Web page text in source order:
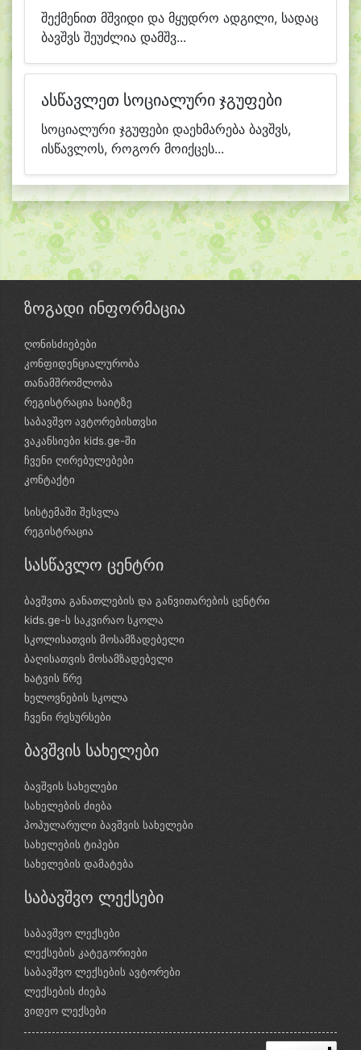
შექმენით მშვიდი და მყუდრო ადგილი, სადაც
ბავშვს შეუძლია დამშვ...
ასწავლეთ სოციალური ჯგუფები
სოციალური ჯგუფები დაეხმარება ბავშვს,
ისწავლოს, როგორ მოიქცეს...
ზოგადი ინფორმაცია
ღონისძიებები
კონფიდენციალურობა
თანამშრომლობა
რეგისტრაცია საიტზე
საბავშვო ავტორებისთვსი
ვაკანსიები kids.ge-ში
ჩვენი ღირებულებები
კონტაქტი
სისტემაში შესვლა
რეგისტრაცია
სასწავლო ცენტრი
ბავშვთა განათლების და განვითარების ცენტრი
kids.ge-ს საკვირაო სკოლა
სკოლისათვის მოსამზადებელი
ბაღისათვის მოსამზადებელი
ხატვის წრე
ხელოვნების სკოლა
ჩვენი რესურსები
ბავშვის სახელები
ბავშვის სახელები
სახელების ძიება
პოპულარული ბავშვის სახელები
სახელების ტიპები
სახელების დამატება
საბავშვო ლექსები
საბავშვო ლექსები
ლექსების კატეგორიები
საბავშვო ლექსების ავტორები
ლექსების ძიება
ვიდეო ლექსები